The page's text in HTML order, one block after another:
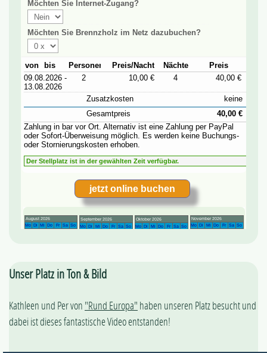
Unser Platz in Ton & Bild
Kathleen und Per von "Rund Europa" haben unseren Platz besucht und
dabei ist dieses fantastische Video entstanden!